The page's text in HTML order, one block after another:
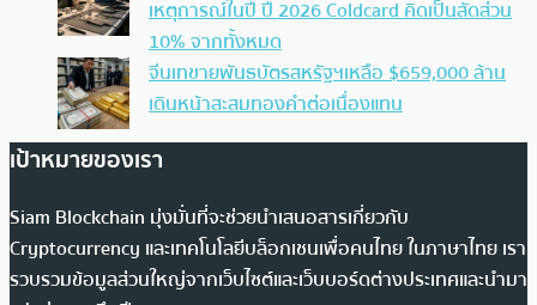
เหตุการณ์ในปี ปี 2026 Coldcard คิดเป็นสัดส่วน
10% จากทั้งหมด
จีนเทขายพันธบัตรสหรัฐฯเหลือ $659,000 ล้าน
เดินหน้าสะสมทองคำต่อเนื่องแทน
เป้าหมายของเรา
Siam Blockchain มุ่งมั่นที่จะช่วยนำเสนอสารเกี่ยวกับ
Cryptocurrency และเทคโนโลยีบล็อกเชนเพื่อคนไทย ในภาษาไทย เรา
รวบรวมข้อมูลส่วนใหญ่จากเว็บไซต์และเว็บบอร์ดต่างประเทศและนำมา